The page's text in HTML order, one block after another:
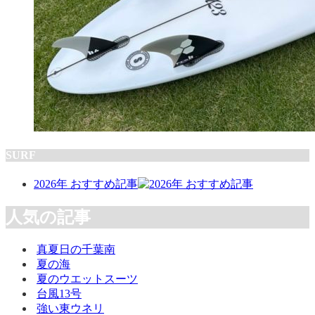
SURF
2026年 おすすめ記事
人気の記事
真夏日の千葉南
夏の海
夏のウエットスーツ
台風13号
強い東ウネリ